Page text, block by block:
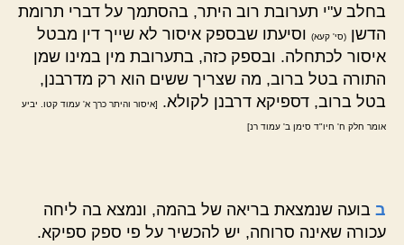
בחלב ע"י תערובת רוב היתר, בהסתמך על דברי תרומת
הדשן (סי' קעא) וסיעתו שבספק איסור לא שייך דין מבטל
איסור לכתחלה. ובספק כזה, בתערובת מין במינו שמן
התורה בטל ברוב, מה שצריך ששים הוא רק מדרבנן,
בטל ברוב, דספיקא דרבנן לקולא.
[איסור והיתר כרך א' עמוד קטו. יביע
אומר חלק ח' חיו"ד סימן ב' עמוד רנ]
ב בועה שנמצאת בריאה של בהמה, ונמצא בה ליחה
עכורה שאינה סרוחה, יש להכשיר על פי ספק ספיקא.